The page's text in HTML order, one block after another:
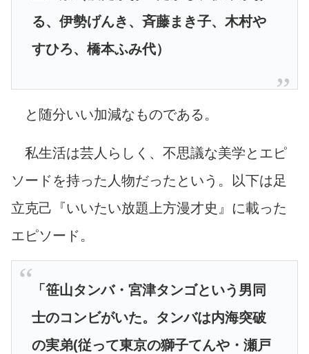
る、伊勢げんき、斉藤まき子、木村や
すひろ、橋本ふみ代）
と随分いい加減なものである。
私生活は芸人らしく、不思議な美学とエピ
ソードを持った人物だったという。以下は足
立克己『いいたい放題上方漫才史』に載った
エピソード。
「笹山タンバ・宮津タンゴという男同
士のコンビがいた。タンバは内海突破
の実弟(従って東京の獅子てんや・瀬戸